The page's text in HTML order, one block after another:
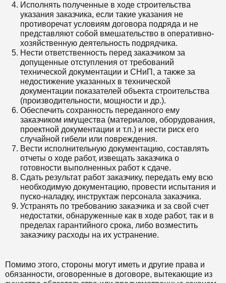
Исполнять полученные в ходе строительства
указания заказчика, если такие указания не
противоречат условиям договора подряда и не
представляют собой вмешательство в оперативно-
хозяйственную деятельность подрядчика.
Нести ответственность перед заказчиком за
допущенные отступления от требований
технической документации и СНиП, а также за
недостижение указанных в технической
документации показателей объекта строительства
(производительности, мощности и др.).
Обеспечить сохранность переданного ему
заказчиком имущества (материалов, оборудования,
проектной документации и т.п.) и нести риск его
случайной гибели или повреждения.
Вести исполнительную документацию, составлять
отчеты о ходе работ, извещать заказчика о
готовности выполненных работ к сдаче.
Сдать результат работ заказчику, передать ему всю
необходимую документацию, провести испытания и
пуско-наладку, инструктаж персонала заказчика.
Устранять по требованию заказчика и за свой счет
недостатки, обнаруженные как в ходе работ, так и в
пределах гарантийного срока, либо возместить
заказчику расходы на их устранение.
Помимо этого, стороны могут иметь и другие права и
обязанности, оговоренные в договоре, вытекающие из